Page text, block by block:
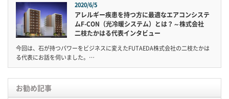
2020/6/5
アレルギー疾患を持つ方に最適なエアコンシステ
ムF-CON（光冷暖システム）とは？～株式会社
二枝たかはる代表インタビュー
今回は、石が持つパワーをビジネスに変えたFUTAEDA株式会社の二枝たかは
る代表にお話を伺いました。…
お勧め記事